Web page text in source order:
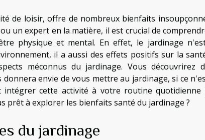
de loisir, offre de nombreux bienfaits
un expert en la matière, il est crucial de
physique et mental. En effet, le jardinage
il a aussi des effets positifs sur la
méconnus du jardinage. Vous découvrirez
envie de vous mettre au jardinage, si ce
intégrer cette activité à votre routine
prêt à explorer les bienfaits santé du jardinage ?
du jardinage